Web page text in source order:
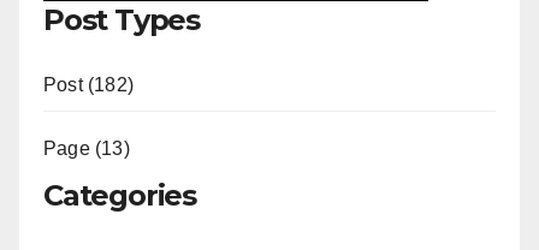
Post Types
Post (182)
Page (13)
Categories